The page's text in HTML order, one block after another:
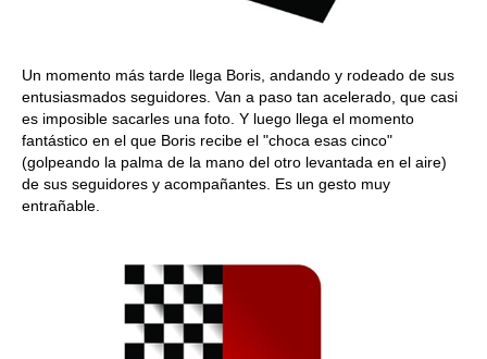
Un momento más tarde llega Boris, andando y rodeado de sus
entusiasmados seguidores. Van a paso tan acelerado, que casi
es imposible sacarles una foto. Y luego llega el momento
fantástico en el que Boris recibe el "choca esas cinco"
(golpeando la palma de la mano del otro levantada en el aire)
de sus seguidores y acompañantes. Es un gesto muy
entrañable.